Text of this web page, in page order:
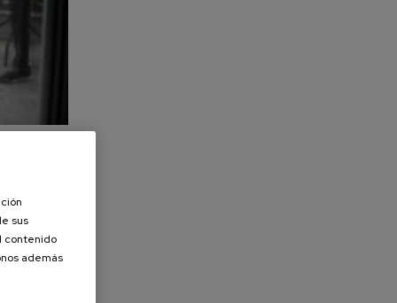
sus
contenido
además